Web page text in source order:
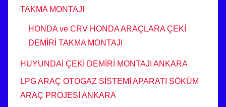
TAKMA MONTAJI
HONDA ve CRV HONDA ARAÇLARA ÇEKİ
DEMİRİ TAKMA MONTAJI
HUYUNDAİ ÇEKİ DEMİRİ MONTAJI ANKARA
LPG ARAÇ OTOGAZ SİSTEMİ APARATI SÖKÜM
ARAÇ PROJESİ ANKARA